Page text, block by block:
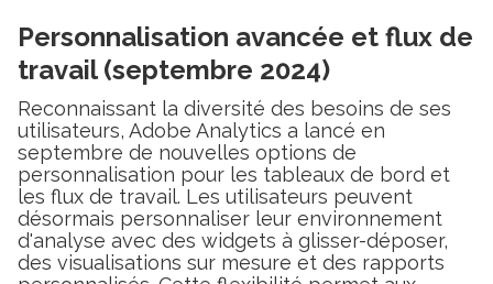
Personnalisation avancée et flux de
travail (septembre 2024)
Reconnaissant la diversité des besoins de ses
utilisateurs, Adobe Analytics a lancé en
septembre de nouvelles options de
personnalisation pour les tableaux de bord et
les flux de travail. Les utilisateurs peuvent
désormais personnaliser leur environnement
d'analyse avec des widgets à glisser-déposer,
des visualisations sur mesure et des rapports